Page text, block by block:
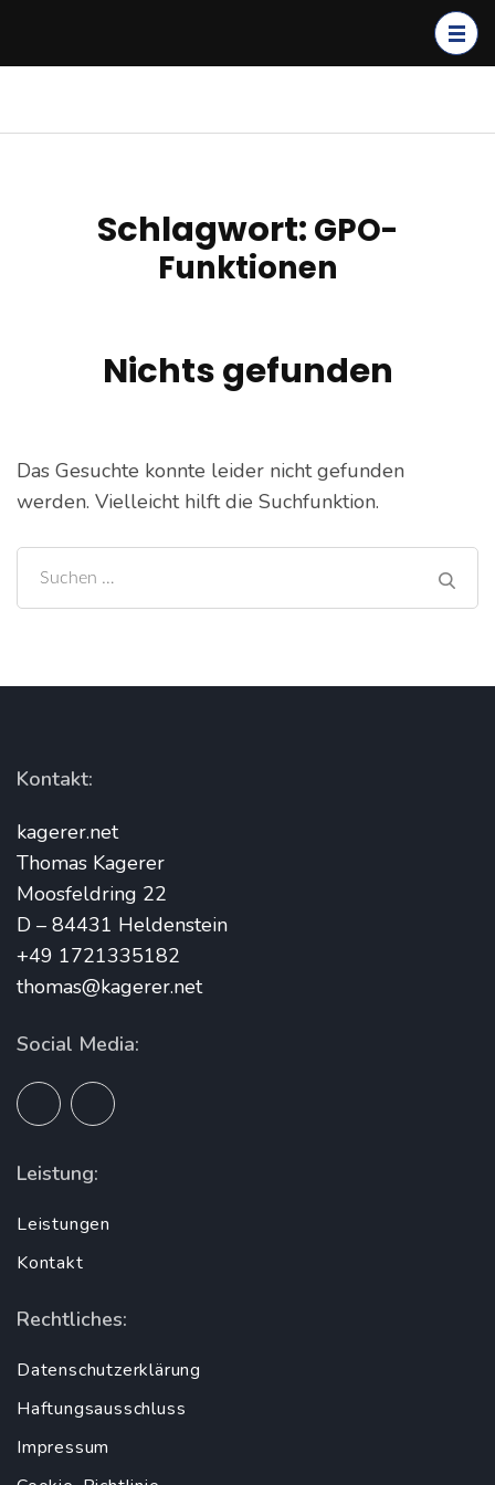
drücken)
IT-Dienstleistungen &
Schlagwort: GPO-
Funktionen
Nichts gefunden
Das Gesuchte konnte leider nicht gefunden
werden. Vielleicht hilft die Suchfunktion.
Suchen
nach:
Kontakt:
kagerer.net
Thomas Kagerer
Moosfeldring 22
D – 84431 Heldenstein
+49 1721335182
thomas@kagerer.net
Social Media:
Leistung:
Leistungen
Kontakt
Rechtliches:
Datenschutzerklärung
Haftungsausschluss
Impressum